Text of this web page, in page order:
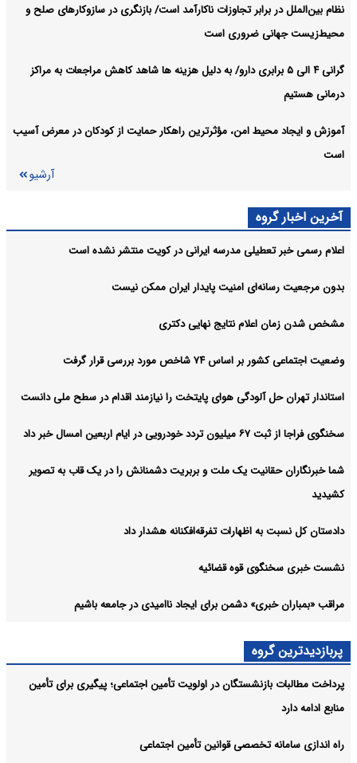
نظام بین‌الملل در برابر تجاوزات ناکارآمد است/ بازنگری در سازوکارهای صلح و
محیط‌زیست جهانی ضروری است
گرانی ۴ الی ۵ برابری دارو/ به دلیل هزینه ها شاهد کاهش مراجعات به مراکز
درمانی هستیم
آموزش و ایجاد محیط امن، مؤثرترین راهکار حمایت از کودکان در معرض آسیب
است
آرشیو
آخرین اخبار گروه
اعلام رسمی خبر تعطیلی مدرسه ایرانی در کویت منتشر نشده است
بدون مرجعیت رسانه‌ای امنیت پایدار ایران ممکن نیست
مشخص شدن زمان اعلام نتایج نهایی دکتری
وضعیت اجتماعی کشور بر اساس ۷۴ شاخص مورد بررسی قرار گرفت
استاندار تهران حل آلودگی هوای پایتخت را نیازمند اقدام در سطح ملی دانست
سخنگوی فراجا از ثبت ۶۷ میلیون تردد خودرویی در ایام اربعین امسال خبر داد
شما خبرنگاران حقانیت یک ملت و بربریت دشمنانش را در یک قاب به تصویر
کشیدید
دادستان کل نسبت به اظهارات تفرقه‌افکنانه هشدار داد
نشست خبری سخنگوی قوه قضائیه
مراقب «بمباران خبری» دشمن برای ایجاد ناامیدی در جامعه باشیم
پربازدیدترین گروه
پرداخت مطالبات بازنشستگان در اولویت تأمین اجتماعی؛ پیگیری برای تأمین
منابع ادامه دارد
راه اندازی سامانه تخصصی قوانین تأمین اجتماعی